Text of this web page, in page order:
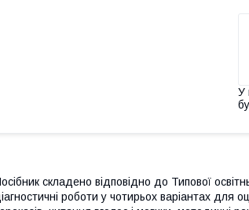
У
складено відповідно до Типової
роботи у чотирьох варіантах для